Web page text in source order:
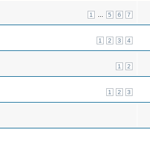
1 5 6 7
1 2 3 4
1 2
1 2 3